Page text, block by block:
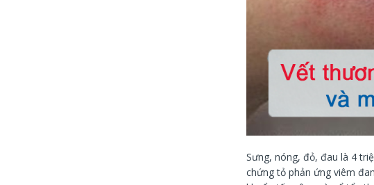
Sưng, nóng, đỏ, đau là 4
chứng tỏ phản ứng viêm